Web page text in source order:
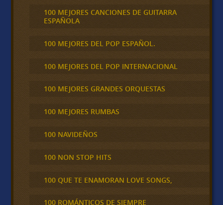
100 MEJORES CANCIONES DE GUITARRA
ESPAÑOLA
100 MEJORES DEL POP ESPAÑOL.
100 MEJORES DEL POP INTERNACIONAL
100 MEJORES GRANDES ORQUESTAS
100 MEJORES RUMBAS
100 NAVIDEÑOS
100 NON STOP HITS
100 QUE TE ENAMORAN LOVE SONGS,
100 ROMÁNTICOS DE SIEMPRE